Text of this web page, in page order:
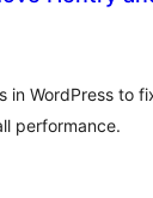
WordPress to
performance.